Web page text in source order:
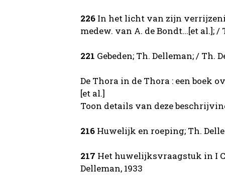
226 In het licht van zijn
medew. van A. de Bondt...[et al.]; /
221 Gebeden; Th. Delleman; / Th.
De Thora in de Thora : een boek
[et al.]
Toon details van deze
216 Huwelijk en roeping; Th.
217 Het huwelijksvraagstuk in I
Delleman, 1933